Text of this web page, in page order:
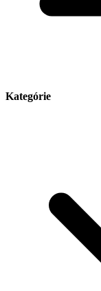
Kategórie